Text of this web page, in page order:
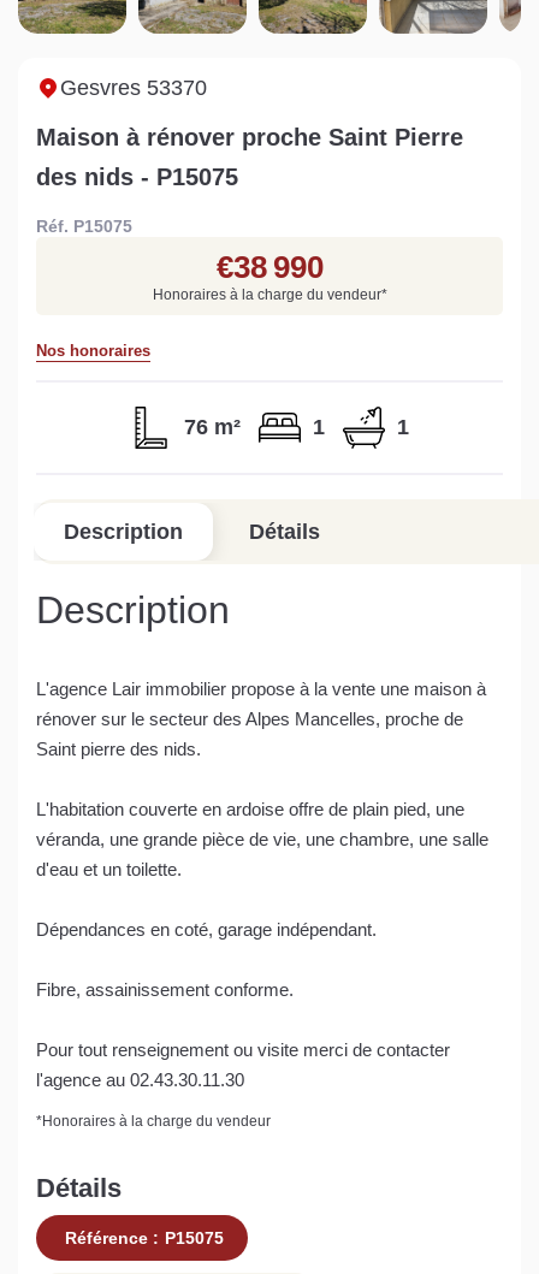
Sarthe pour booster sa
vente
quelles sont les
conséquences ?
Estimez votre bien en ligne.
en quelques clics.
Gesvres 53370
Maison à rénover proche Saint Pierre
des nids - P15075
Réf. P15075
€38 990
Honoraires à la charge du vendeur*
Nos honoraires
76 m² 1 1
Description Détails
Description
L'agence Lair immobilier propose à la vente une maison à
rénover sur le secteur des Alpes Mancelles, proche de
Saint pierre des nids.
L'habitation couverte en ardoise offre de plain pied, une
véranda, une grande pièce de vie, une chambre, une salle
d'eau et un toilette.
Dépendances en coté, garage indépendant.
Fibre, assainissement conforme.
Pour tout renseignement ou visite merci de contacter
l'agence au 02.43.30.11.30
*Honoraires à la charge du vendeur
Détails
Référence : P15075